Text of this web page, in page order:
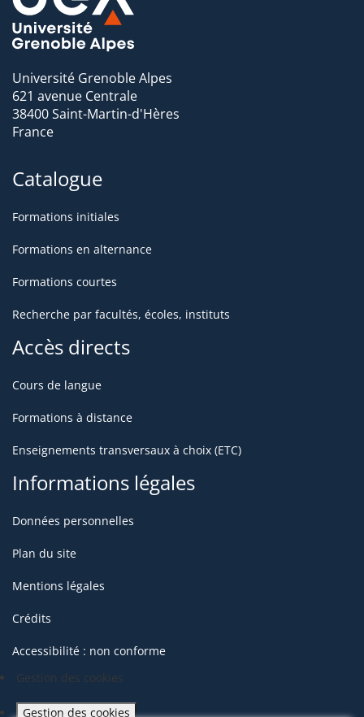
Université Grenoble Alpes
621 avenue Centrale
38400 Saint-Martin-d'Hères
France
Catalogue
Formations initiales
Formations en alternance
Formations courtes
Recherche par facultés, écoles, instituts
Accès directs
Cours de langue
Formations à distance
Enseignements transversaux à choix (ETC)
Informations légales
Données personnelles
Plan du site
Mentions légales
Crédits
Accessibilité : non conforme
Gestion des cookies
Gestion des cookies